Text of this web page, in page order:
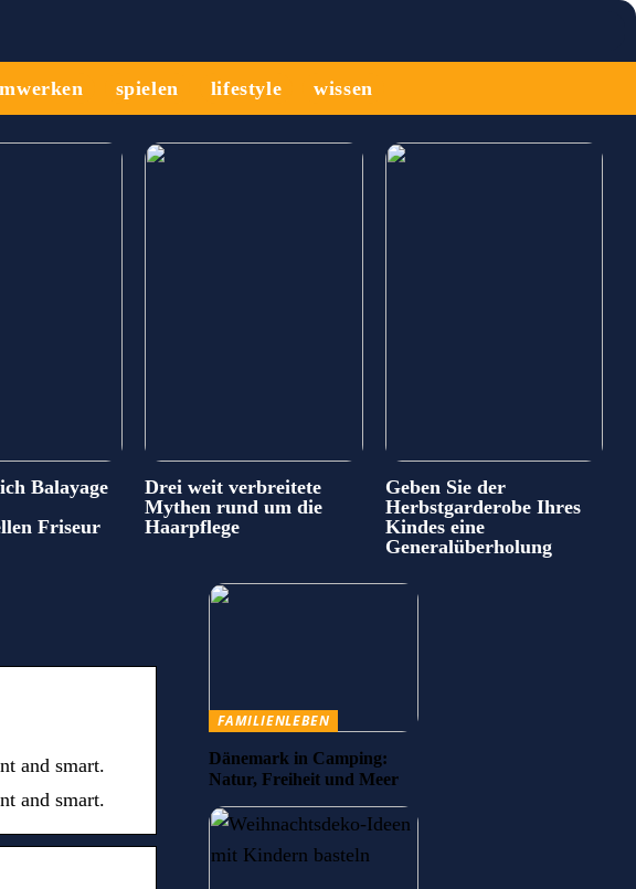
spielen lifestyle wissen
Balayage
Friseur
Drei weit verbreitete
Mythen rund um die
Haarpflege
Geben Sie der
Herbstgarderobe Ihres
Kindes eine
Generalüberholung
and smart.
and smart.
FAMILIENLEBEN
Dänemark in Camping:
Natur, Freiheit und Meer